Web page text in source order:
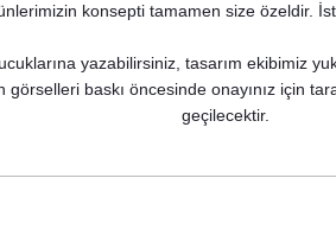
konsepti tamamen size özeldir.
yazabilirsiniz, tasarım ekibimiz
baskı öncesinde onayınız için
geçilecektir.